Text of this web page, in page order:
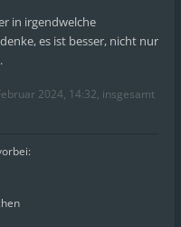
in irgendwelche
es ist besser, nicht nur
2024, 14:32, insgesamt